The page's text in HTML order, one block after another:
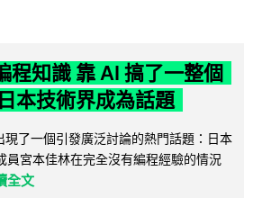
程知識 靠 AI 搞了一整個
本技術界成為話題
現了一個引發廣泛討論的熱門話題：日本
員宮本佳林在完全沒有編程經驗的情況
全文